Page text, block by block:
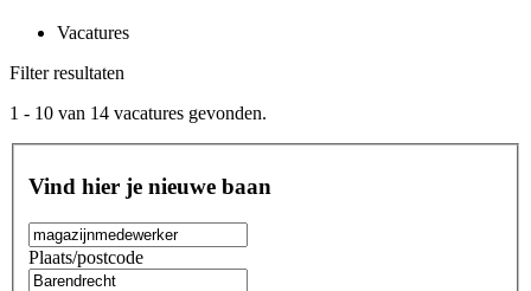
Vacatures
Filter resultaten
1 - 10 van 14 vacatures gevonden.
Vind hier je nieuwe baan
Plaats/postcode